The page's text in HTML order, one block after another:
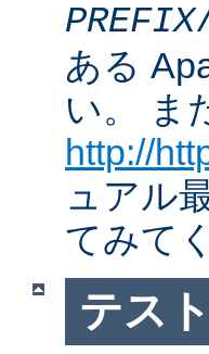
PREFIX
ある
い。 ま
http://
ュアル
てみて
テスト